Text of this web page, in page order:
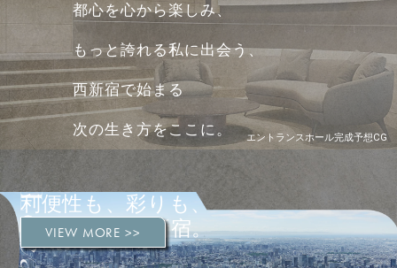
都心を心から楽しみ、
もっと誇れる私に出会う、
西新宿で始まる
次の生き方をここに。 エントランスホール完成予想CG
利便性も、彩りも、
満たされる西新宿。
VIEW MORE >>